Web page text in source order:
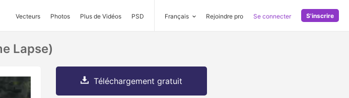
Vecteurs Photos Plus de Vidéos PSD Français Rejoindre pro Se connecter S'inscrire
Lapse)
Téléchargement gratuit